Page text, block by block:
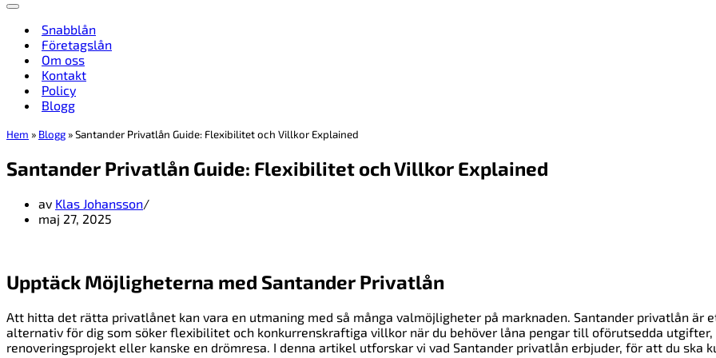
Navigeringsmeny
Snabblån
Företagslån
Om oss
Kontakt
Policy
Blogg
Hem » Blogg »Santander Privatlån Guide: Flexibilitet och Villkor Explained
Santander Privatlån Guide: Flexibilitet och Villkor Explained
av Klas Johansson
maj 27, 2025
Upptäck Möjligheterna med Santander Privatlån
Att hitta det rätta privatlånet kan vara en utmaning med så många valmöjligheter på marknaden. Santander privatlån är
alternativ för dig som söker flexibilitet och konkurrenskraftiga villkor när du behöver låna pengar till oförutsedda utgifter,
renoveringsprojekt eller kanske en drömresa. I denna artikel utforskar vi vad Santander privatlån erbjuder, för att du ska